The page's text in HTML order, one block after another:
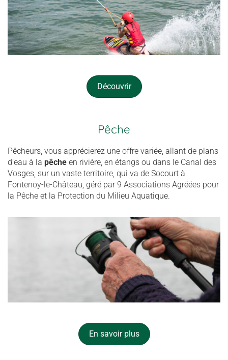
Découvrir
Pêche
Pêcheurs, vous apprécierez une offre variée, allant de plans
d’eau à la pêche en rivière, en étangs ou dans le Canal des
Vosges, sur un vaste territoire, qui va de Socourt à
Fontenoy-le-Château, géré par 9 Associations Agréées pour
la Pêche et la Protection du Milieu Aquatique.
En savoir plus